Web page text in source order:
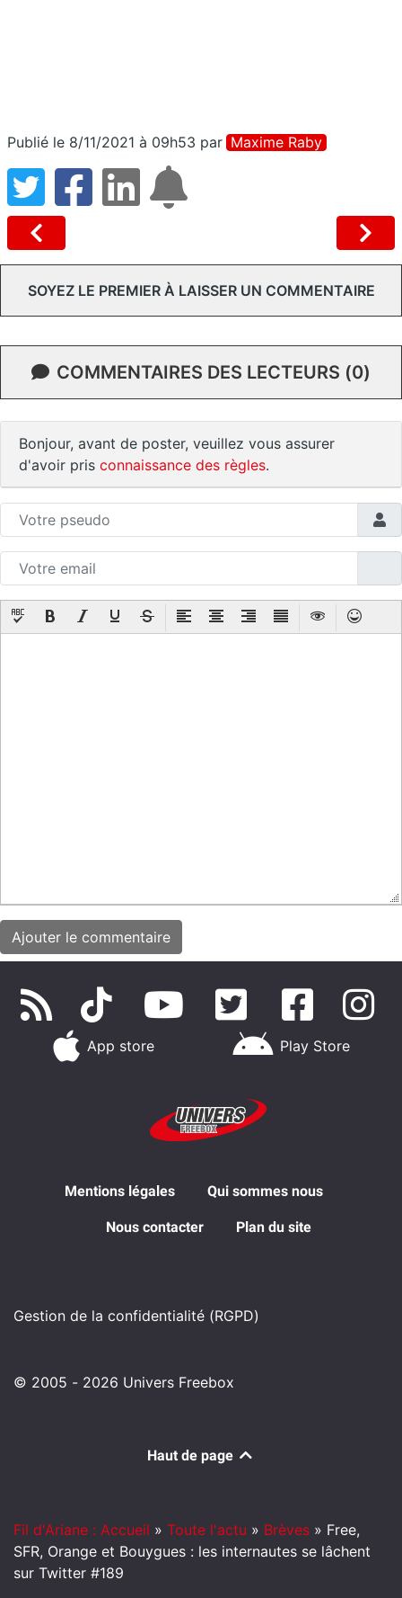
Publié le 8/11/2021 à 09h53 par Maxime Raby
SOYEZ LE PREMIER À LAISSER UN COMMENTAIRE
COMMENTAIRES DES LECTEURS (0)
Bonjour, avant de poster, veuillez vous assurer
d'avoir pris connaissance des règles.
App store Play Store
Mentions légales Qui sommes nous
Nous contacter Plan du site
Gestion de la confidentialité (RGPD)
© 2005 - 2026 Univers Freebox
Haut de page
Fil d'Ariane : Accueil » Toute l'actu » Brèves » Free,
SFR, Orange et Bouygues : les internautes se lâchent
sur Twitter #189